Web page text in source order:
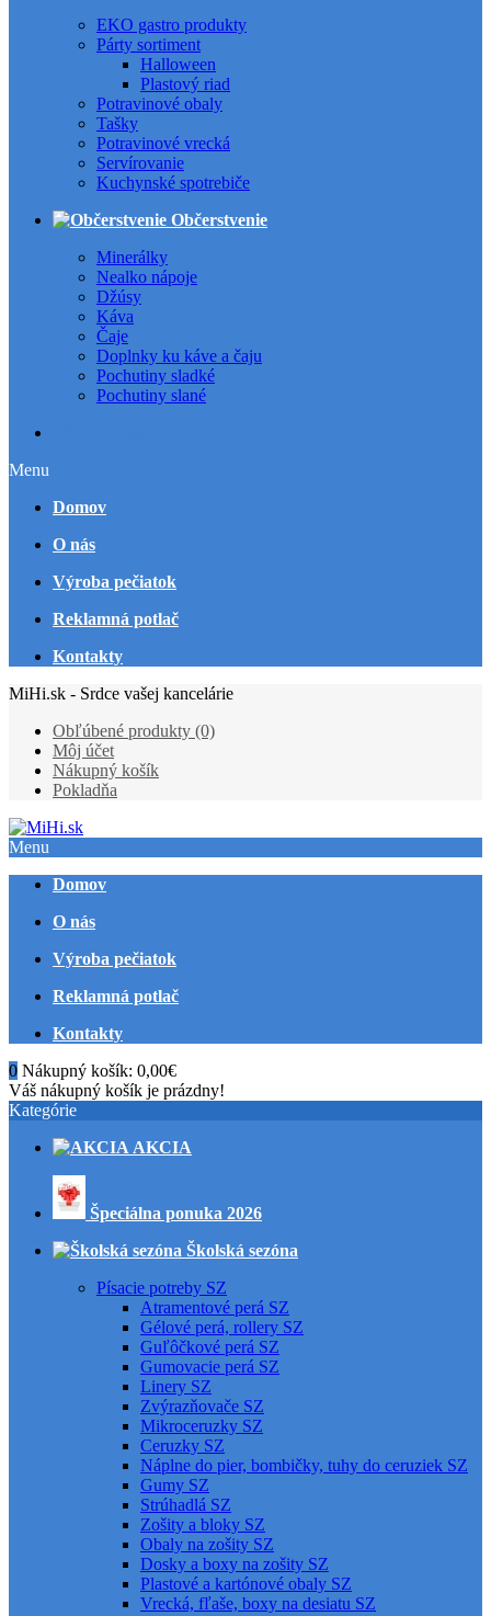
EKO gastro produkty
Párty sortiment
Halloween
Plastový riad
Potravinové obaly
Tašky
Potravinové vrecká
Servírovanie
Kuchynské spotrebiče
Občerstvenie
Minerálky
Nealko nápoje
Džúsy
Káva
Čaje
Doplnky ku káve a čaju
Pochutiny sladké
Pochutiny slané
Menu
Domov
O nás
Výroba pečiatok
Reklamná potlač
Kontakty
MiHi.sk - Srdce vašej kancelárie
Obľúbené produkty (0)
Môj účet
Nákupný košík
Pokladňa
Menu
Domov
O nás
Výroba pečiatok
Reklamná potlač
Kontakty
0 Nákupný košík: 0,00€
Váš nákupný košík je prázdny!
Kategórie
AKCIA
Špeciálna ponuka 2026
Školská sezóna
Písacie potreby SZ
Atramentové perá SZ
Gélové perá, rollery SZ
Guľôčkové perá SZ
Gumovacie perá SZ
Linery SZ
Zvýrazňovače SZ
Mikroceruzky SZ
Ceruzky SZ
Náplne do pier, bombičky, tuhy do ceruziek SZ
Gumy SZ
Strúhadlá SZ
Zošity a bloky SZ
Obaly na zošity SZ
Dosky a boxy na zošity SZ
Plastové a kartónové obaly SZ
Vrecká, fľaše, boxy na desiatu SZ